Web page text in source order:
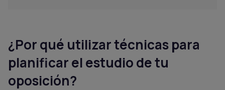
¿Por qué utilizar técnicas para
planificar el estudio de tu
oposición?